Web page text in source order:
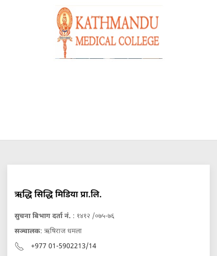
ऋद्धि सिद्धि मिडिया प्रा.लि.
सुचना बिभाग दर्ता नं. : १४१२ /०७५-७६
सञ्चालक: ऋषिराज धमला
+977 01-5902213/14